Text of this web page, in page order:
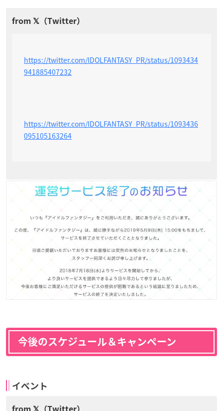
https://twitter.com/IDOLFANTASY_PR/status/1093434
941885407232
https://twitter.com/IDOLFANTASY_PR/status/1093436
095105163264
今後のスケジュール＆キャンペーン
イベント